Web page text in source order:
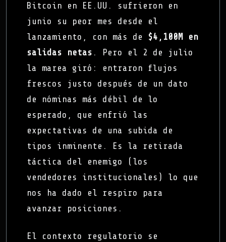
Bitcoin en EE.UU. sufrieron en
junio su peor mes desde el
lanzamiento, con más de $4,100M en
salidas netas . Pero el 2 de julio
la marea giró: entraron flujos
frescos justo después de un dato
de nóminas más débil de lo
esperado, que enfrió las
expectativas de una subida de
tipos inminente. Es la retirada
táctica del enemigo (los
vendedores institucionales) lo que
nos ha dado el respiro para
avanzar posiciones.
El contexto regulatorio se